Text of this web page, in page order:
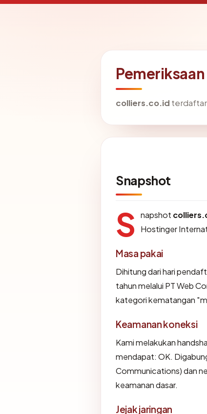
colliers.co.id terdaftar
Snapshot
S napshot
Hostinger
Masa pakai
Dihitung dari hari
tahun melalui PT Web
kategori kematangan
Keamanan koneksi
Kami melakukan
mendapat: OK.
Communications) dan
keamanan dasar.
Jejak jaringan